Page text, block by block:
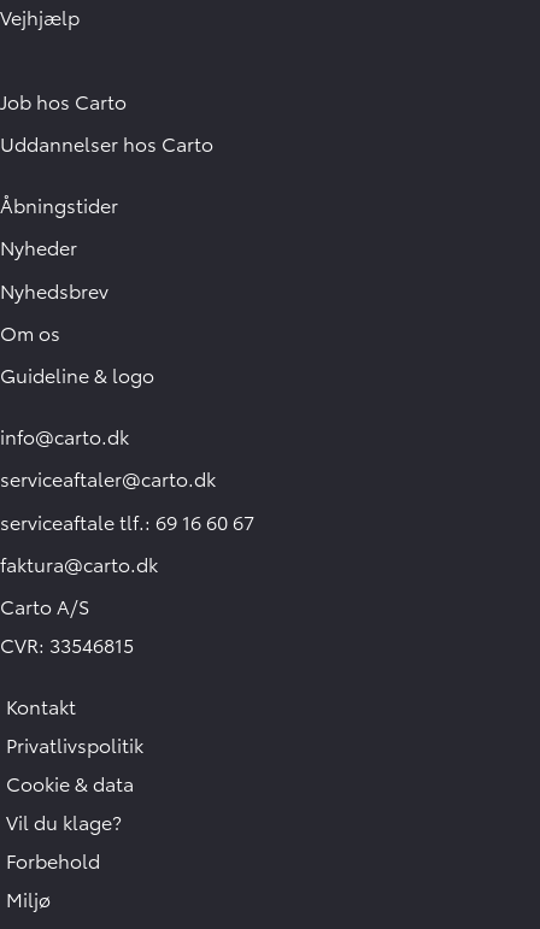
Vejhjælp
Job hos Carto
Uddannelser hos Carto
Åbningstider
Nyheder
Nyhedsbrev
Om os
Guideline & logo
info@carto.dk
serviceaftaler@carto.dk
serviceaftale tlf.: 69 16 60 67
faktura@carto.dk
Carto A/S
CVR: 33546815
Kontakt
Privatlivspolitik
Cookie & data
Vil du klage?
Forbehold
Miljø